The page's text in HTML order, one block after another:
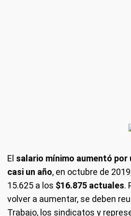
El salario mínimo aumentó por
casi un año, en octubre de
15.625 a los $16.875 actuales.
volver a aumentar, se deben
Trabajo, los sindicatos y